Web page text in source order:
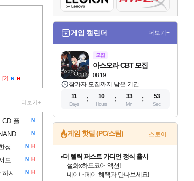
[2] N H
더보기+
코지마 히데오가 데스 스트랜딩 2 테마의 무선 CD 플레이어를 공개했습니다. 한정판으로 출시되는 이 제품은 약 160달러 N
키옥시아와 샌디스크는 세계 최고 밀도의 3D NAND 플래시를 선보였습니다 N
둠 기념 황금 플로피 디스크 예약 판매 시작 - 한정판 '모조 금도금' 더미 디스크 2개와 상자가 게임스톱에서 30달러에 판매 N H
마이크로소프트는 메모리 부족 사태 속에서도 8GB RAM으로 윈도우 11을 원활하게 작동시키겠다고 약속 N H
메인보드의 M.2 SSD 방열판이 SSD 속도를 저하시킬 수 있습니다. 테스트한 20개 보드 중 6개만 방열판과 완전히 접촉했습니다. N H
게임 캘린더 더보기+
모집
08.19
아스오라 CBT 모집
참가자 모집까지 남은 기간
11
Days
10
Hours
33
Min
52
Sec
게임 핫딜 (PC/스팀) 스토어+
더 렐릭 퍼스트 가디언 정식 출시
설화x하드코어 액션!
네이버페이 혜택과 만나보세요!